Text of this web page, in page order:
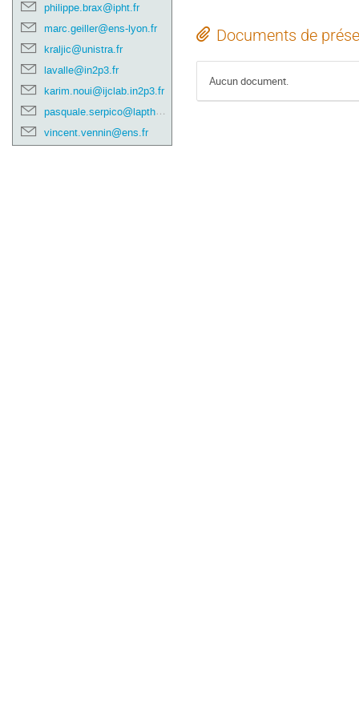
philippe.brax@ipht.fr
marc.geiller@ens-lyon.fr
kraljic@unistra.fr
lavalle@in2p3.fr
karim.noui@ijclab.in2p3.fr
pasquale.serpico@lapth.cnrs.fr
vincent.vennin@ens.fr
Documents de
Aucun document.